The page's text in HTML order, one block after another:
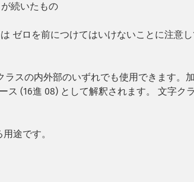
続いたもの
ゼロを前につけてはいけないことに注意し
スの内外部のいずれでも使用できます。
ス (16進 08) として解釈されます。 文字ク
途です。